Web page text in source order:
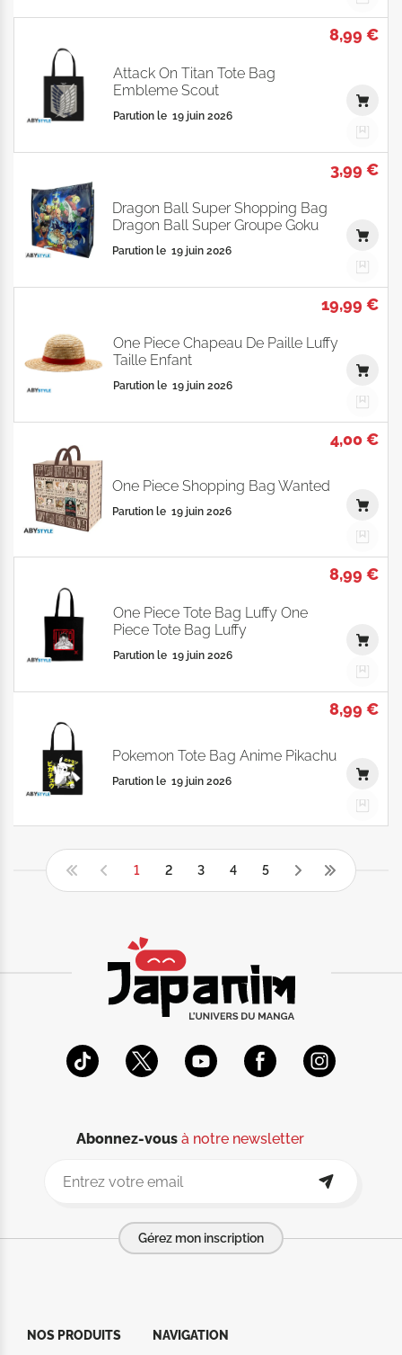
8,99 €
Attack On Titan Tote Bag
Embleme Scout
Parution le 19 juin 2026
3,99 €
Dragon Ball Super Shopping Bag
Dragon Ball Super Groupe Goku
Parution le 19 juin 2026
19,99 €
One Piece Chapeau De Paille Luffy
Taille Enfant
Parution le 19 juin 2026
4,00 €
One Piece Shopping Bag Wanted
Parution le 19 juin 2026
8,99 €
One Piece Tote Bag Luffy One
Piece Tote Bag Luffy
Parution le 19 juin 2026
8,99 €
Pokemon Tote Bag Anime Pikachu
Parution le 19 juin 2026
1 2 3 4 5
Abonnez-vousà notre newsletter
Gérez mon inscription
NOS PRODUITS
NAVIGATION